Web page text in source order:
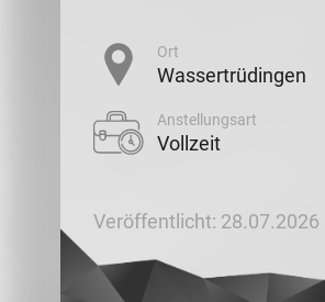
Ort
Wassertrüdingen
Anstellungsart
Vollzeit
Veröffentlicht: 28.07.2026